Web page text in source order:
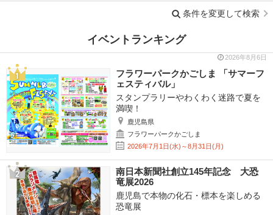
条件を変更して検索
イベントランキング
2026年8月6日
フラワーパークかごしま 「サマーフ
ェスティバル」
スタンプラリーやわくわく迷路で夏を
満喫！
鹿児島県
フラワーパークかごしま
2026年7月1日(水)～8月31日(月)
南日本新聞社創立145年記念 大恐
竜展2026
鹿児島で本物の化石・標本を楽しめる
恐竜展